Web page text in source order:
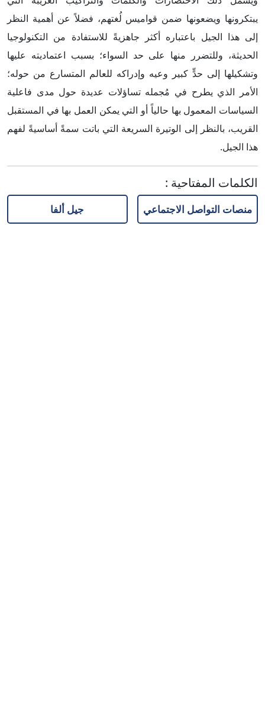
يبتكرونها ويضعونها ضمن قواميس لُغتهم، فضلاً عن أهمية النظر
إلى هذا الجيل باعتباره أكثر جاهزيةً للاستفادة من التكنولوجيا
الحديثة، وللتضرر منها على حد السواء؛ بسبب اعتماديته عليها
وتشكيلها إلى حدٍّ كبير وعيه وإدراكه للعالم المتسارع من حوله؛
الأمر الذي يطرح في مُجمله تساؤلات عديدة حول مدى فاعلية
السياسات المعمول بها حالياً أو التي يمكن العمل بها في المستقبل
القريب، بالنظر إلى الوتيرة السريعة التي باتت سمةً أساسيةً لفهم
هذا الجيل.
الكلمات المفتاحية :
منصات التواصل الاجتماعي جيل ألفا